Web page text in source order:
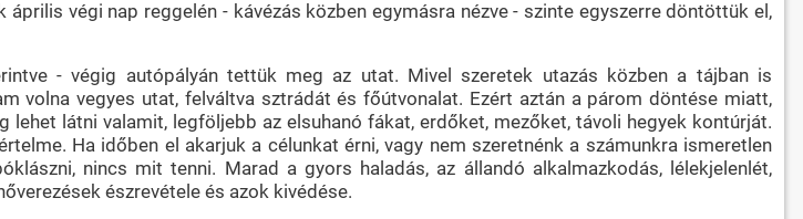
április végi nap reggelén - kávézás közben egymásra nézve - szinte egyszerre döntöttük el,
- végig autópályán tettük meg az utat. Mivel szeretek utazás közben a tájban is
volna vegyes utat, felváltva sztrádát és főútvonalat. Ezért aztán a párom döntése miatt,
lehet látni valamit, legföljebb az elsuhanó fákat, erdőket, mezőket, távoli hegyek kontúrját.
Ha időben el akarjuk a célunkat érni, vagy nem szeretnénk a számunkra ismeretlen
nincs mit tenni. Marad a gyors haladás, az állandó alkalmazkodás, lélekjelenlét,
észrevétele és azok kivédése.